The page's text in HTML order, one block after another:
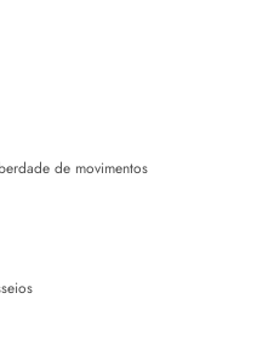
de movimentos